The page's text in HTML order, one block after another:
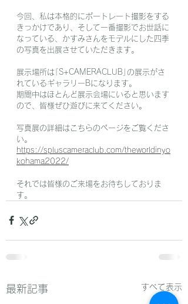
今回、私は本格的にポートレート撮影をする
きっかけであり、そして一番撮影でお世話に
なっている、かすみさんをモデルにした四季
の写真を出展させていただきます。
展示場所は｢S+CAMERACLUB｣の展示がさ
れているギャラリーBになります。
期間中はほとんど展示会場にいると思います
ので、皆様ぜひ遊びに来てください。
写真展の詳細はこちらのページをご覧くださ
い。
https://spluscameraclub.com/theworldinyo
kohama2022/
それでは皆様のご来場をお待ちしておりま
す。
最新記事 すべて表示